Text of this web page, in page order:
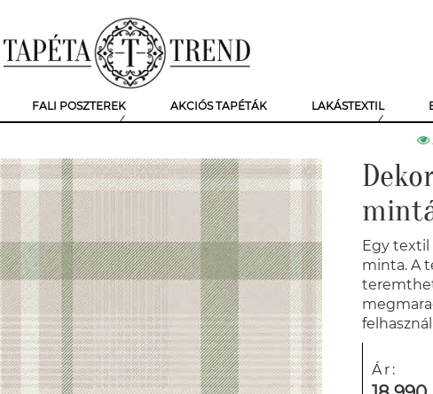
FALI POSZTEREK AKCIÓS TAPÉTÁK LAKÁSTEXTIL
Egy
minta. A
Ár: